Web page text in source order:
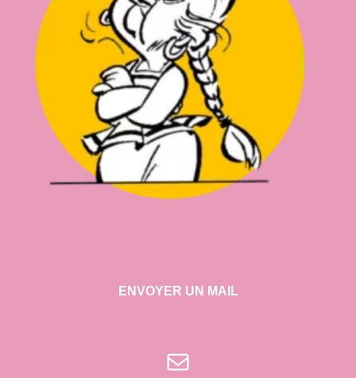
ENVOYER UN MAIL
E-mail